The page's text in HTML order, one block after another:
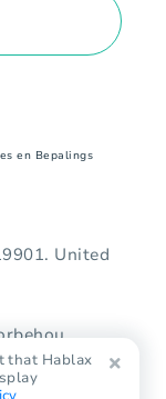
en Bepalings
United
that Hablax